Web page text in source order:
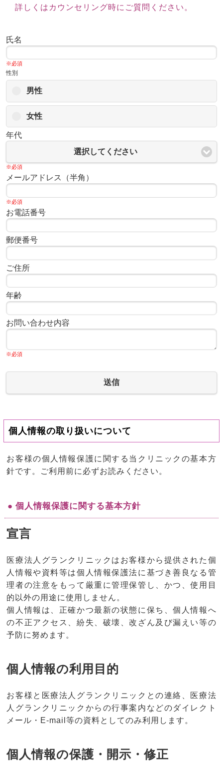
詳しくはカウンセリング時にご質問ください。
氏名
※必須
性別
男性
女性
年代
選択してください
※必須
メールアドレス（半角）
※必須
お電話番号
郵便番号
ご住所
年齢
お問い合わせ内容
※必須
送信
個人情報の取り扱いについて
お客様の個人情報保護に関する当クリニックの基本方
針です。ご利用前に必ずお読みください。
● 個人情報保護に関する基本方針
宣言
医療法人グランクリニックはお客様から提供された個
人情報や資料等は個人情報保護法に基づき善良なる管
理者の注意をもって厳重に管理保管し、かつ、使用目
的以外の用途に使用しません。
個人情報は、正確かつ最新の状態に保ち、個人情報へ
の不正アクセス、紛失、破壊、改ざん及び漏えい等の
予防に努めます。
個人情報の利用目的
お客様と医療法人グランクリニックとの連絡、医療法
人グランクリニックからの行事案内などのダイレクト
メール・E-mail等の資料としてのみ利用します。
個人情報の保護・開示・修正